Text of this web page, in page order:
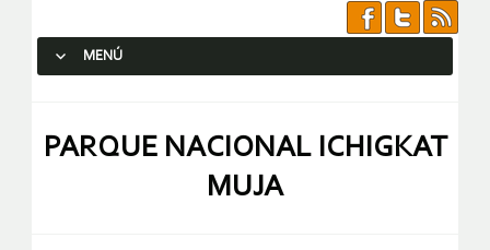
MENÚ
PARQUE NACIONAL ICHIGKAT
MUJA